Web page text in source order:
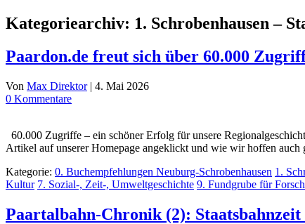
Kategoriearchiv: 1. Schrobenhausen –
Paardon.de freut sich über 60.000
Von Max Direktor | 4. Mai 2026
0 Kommentare
60.000 Zugriffe – ein schöner Erfolg für unsere
Artikel auf unserer Homepage angeklickt und wie wir hoffen
Kategorie: 0. Buchempfehlungen Neuburg-Schrobenhausen 1.
Kultur 7. Sozial-, Zeit-, Umweltgeschichte 9. Fundgrube für
Paartalbahn-Chronik (2): Staatsbahnzeit